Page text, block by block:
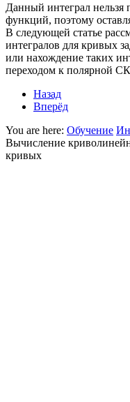
Данный интеграл нельзя
функций, поэтому
В следующей статье
интегралов для кривых
или нахождение таких
переходом к полярной
Назад
Вперёд
You are here: Обучение
Вычисление
кривых